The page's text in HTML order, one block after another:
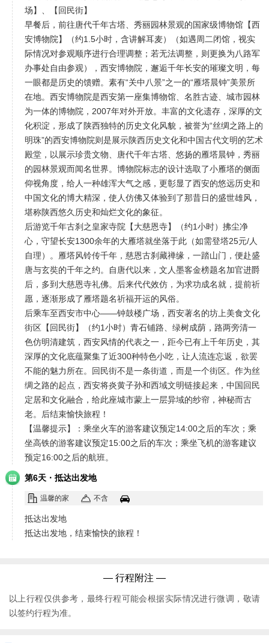
场】、【回民街】
早餐后，前往唐代千年古塔、秀丽园林景观的国家级博物馆【西
安博物院】（约1.5小时，含讲解耳麦）（如遇周二闭馆，视实
际情况对参观顺序进行合理调整；若无法调整，则更换为八路军
办事处自由参观），西安博物院，邂逅千年长安的璀璨文明，每
一眼都是历史的馈赠。素有“关中八景”之一的“雁塔晨钟”美景所
在地。西安博物院是西安第一座集博物馆、名胜古迹、城市园林
为一体的博物院，2007年对外开放。丰富的文化遗存，深厚的文
化积淀，形成了陕西独特的历史文化风貌，被誉为“丝绸之路上的
明珠”的西安博物院则是展示陕西历史文化和中国古代文明的艺术
殿堂，以展示珍贵文物、唐代千年古塔、悠扬的雁塔晨钟，秀丽
的园林景观而闻名世界。博物院标志的设计选取了小雁塔的侧面
仰视角度，给人一种雄浑大气之感，更彰显了西安的悠远历史和
中国文化的博大精深，使人仿佛又体验到了那昔日的盛世雄风，
堪称陕西悠久历史和灿烂文化的象征。
后游览千年古刹之皇家寺院【大慈恩寺】（约1小时）拂尘净
心，守望长安1300余年的大雁塔就坐落于此（如需登塔25元/人
自理）。雁塔风铃传千年，慈恩古刹藏禅缘，一踏山门，便赴盛
唐与玄奘的千年之约。自唐代以来，文人墨客金榜题名加官进爵
后，多到大慈恩寺礼佛。后来代代效仿，为求功成名就，提前祈
愿，逐渐形成了雁塔题名祈福开运的风俗。
后乘车至西安市中心——钟鼓楼广场，西安著名的坊上美食文化
街区【回民街】（约1小时）青石铺路、绿树成荫，路两旁清一
色仿明清建筑，西安风情的代表之一，距今已有上千年历史，其
深厚的文化底蕴聚集了近300种特色小吃，让人流连忘返，欲罢
不能的魅力所在。回民街不是一条街道，而是一个街区。作为丝
绸之路的起点，西安将炎黄子孙和西域文明链接起来，中国回民
定居和文化融合，给此座城市蒙上一层异域的纱帘，神秘而古
老。后结束愉快旅程！
【温馨提示】：乘坐火车的游客建议预定14:00之后的车次；乘
坐高铁的游客建议预定15:00之后的车次；乘坐飞机的游客建议
预定16:00之后的航班。
第6天 · 抵达出发地
温馨的家 不含
抵达出发地
抵达出发地，结束愉快的旅程！
— 行程附注 —
以上行程仅供参考，最终行程可能会根据实际情况进行微调，敬请
以签约行程为准。